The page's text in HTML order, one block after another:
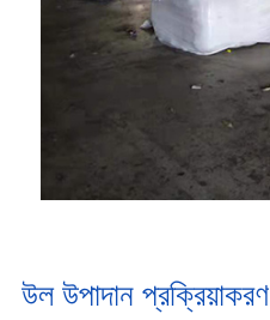
উল উপাদান প্রক্রিয়াকরণ